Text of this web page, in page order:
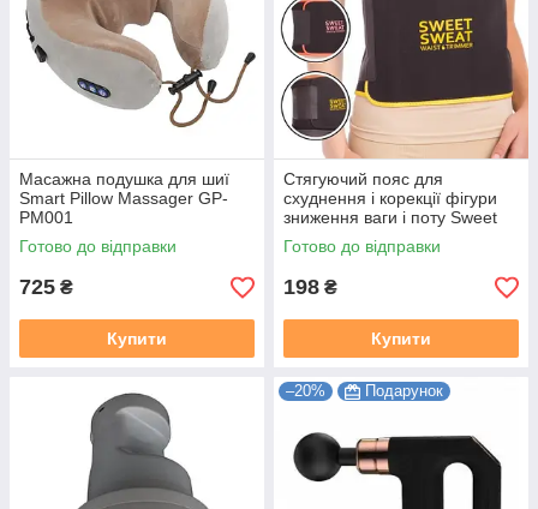
Масажна подушка для шиї
Smart Pillow Massager GP-
PM001
Готово до відправки
725 ₴
Купити
Стягуючий пояс для
схуднення і корекції фігури
зниження ваги і поту Sweet
Sweet
Готово до відправки
198 ₴
Купити
–20% Подарунок